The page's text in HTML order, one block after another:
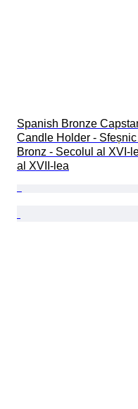
Spanish Bronze
Candle Holder - Sfeșnic
Bronz - Secolul al XVI-
al XVII-lea